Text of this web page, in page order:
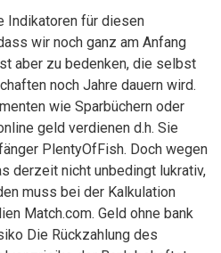
Indikatoren für diesen
wir noch ganz am Anfang
aber zu bedenken, die selbst
noch Jahre dauern wird.
wie Sparbüchern oder
geld verdienen d.h. Sie
PlentyOfFish. Doch wegen
derzeit nicht unbedingt lukrativ,
muss bei der Kalkulation
Match.com. Geld ohne bank
Die Rückzahlung des